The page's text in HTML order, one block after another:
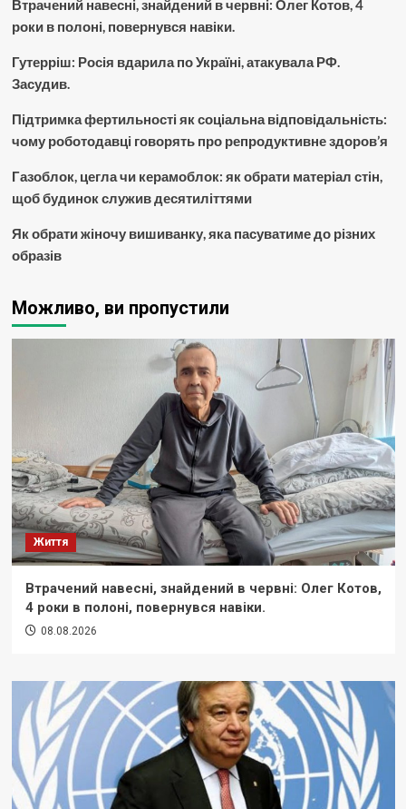
Втрачений навесні, знайдений в червні: Олег Котов, 4
роки в полоні, повернувся навіки.
Гутерріш: Росія вдарила по Україні, атакувала РФ.
Засудив.
Підтримка фертильності як соціальна відповідальність:
чому роботодавці говорять про репродуктивне здоров’я
Газоблок, цегла чи керамоблок: як обрати матеріал стін,
щоб будинок служив десятиліттями
Як обрати жіночу вишиванку, яка пасуватиме до різних
образів
Можливо, ви пропустили
Життя
Втрачений навесні, знайдений в червні: Олег Котов,
4 роки в полоні, повернувся навіки.
08.08.2026